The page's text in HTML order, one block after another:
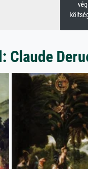
Claude